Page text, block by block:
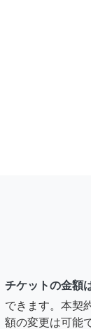
チケットの金額
できます。本契
額の変更は可能